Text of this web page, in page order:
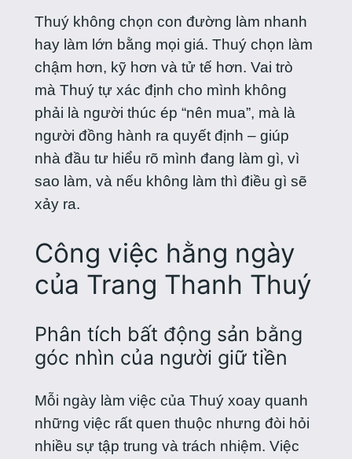
Thuý không chọn con đường làm nhanh
hay làm lớn bằng mọi giá. Thuý chọn làm
chậm hơn, kỹ hơn và tử tế hơn. Vai trò
mà Thuý tự xác định cho mình không
phải là người thúc ép “nên mua”, mà là
người đồng hành ra quyết định – giúp
nhà đầu tư hiểu rõ mình đang làm gì, vì
sao làm, và nếu không làm thì điều gì sẽ
xảy ra.
Công việc hằng ngày
của Trang Thanh Thuý
Phân tích bất động sản bằng
góc nhìn của người giữ tiền
Mỗi ngày làm việc của Thuý xoay quanh
những việc rất quen thuộc nhưng đòi hỏi
nhiều sự tập trung và trách nhiệm. Việc